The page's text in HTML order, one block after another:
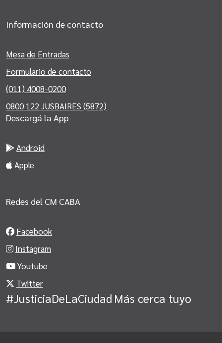
Información de contacto
Mesa de Entradas
Formulario de contacto
(011) 4008-0200
0800 122 JUSBAIRES (5872)
Descargá la App
Android
Apple
Redes del CM CABA
Facebook
Instagram
Youtube
Twitter
#JusticiaDeLaCiudad Más cerca tuyo